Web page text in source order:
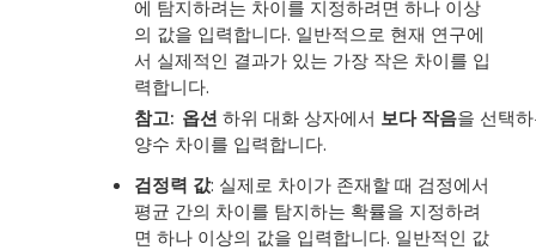
에 탐지하려는 차이를 지정하려면 하나 이상
의 값을 입력합니다. 일반적으로 현재 연구에
서 실제적인 결과가 있는 가장 작은 차이를 입
력합니다.
참고 옵션 하위 대화 상자에서 보다 작음을 선택
양수 차이를 입력합니다.
검정력 값: 실제로 차이가 존재할 때 검정에서
평균 간의 차이를 탐지하는 확률을 지정하려
면 하나 이상의 값을 입력합니다. 일반적인 값